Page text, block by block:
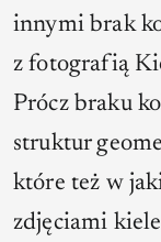
innymi brak
z fotografią
Prócz braku
struktur
które też w
zdjęciami